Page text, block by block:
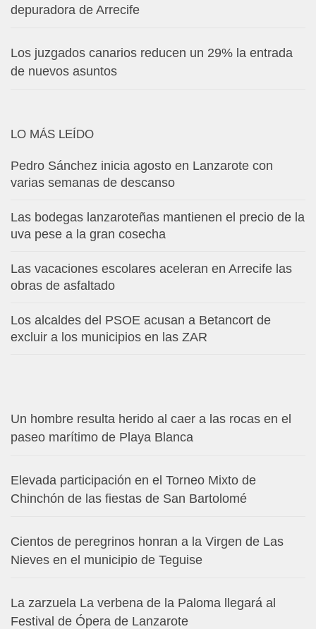
depuradora de Arrecife
Los juzgados canarios reducen un 29% la entrada
de nuevos asuntos
LO MÁS LEÍDO
Pedro Sánchez inicia agosto en Lanzarote con
varias semanas de descanso
Las bodegas lanzaroteñas mantienen el precio de la
uva pese a la gran cosecha
Las vacaciones escolares aceleran en Arrecife las
obras de asfaltado
Los alcaldes del PSOE acusan a Betancort de
excluir a los municipios en las ZAR
Un hombre resulta herido al caer a las rocas en el
paseo marítimo de Playa Blanca
Elevada participación en el Torneo Mixto de
Chinchón de las fiestas de San Bartolomé
Cientos de peregrinos honran a la Virgen de Las
Nieves en el municipio de Teguise
La zarzuela La verbena de la Paloma llegará al
Festival de Ópera de Lanzarote